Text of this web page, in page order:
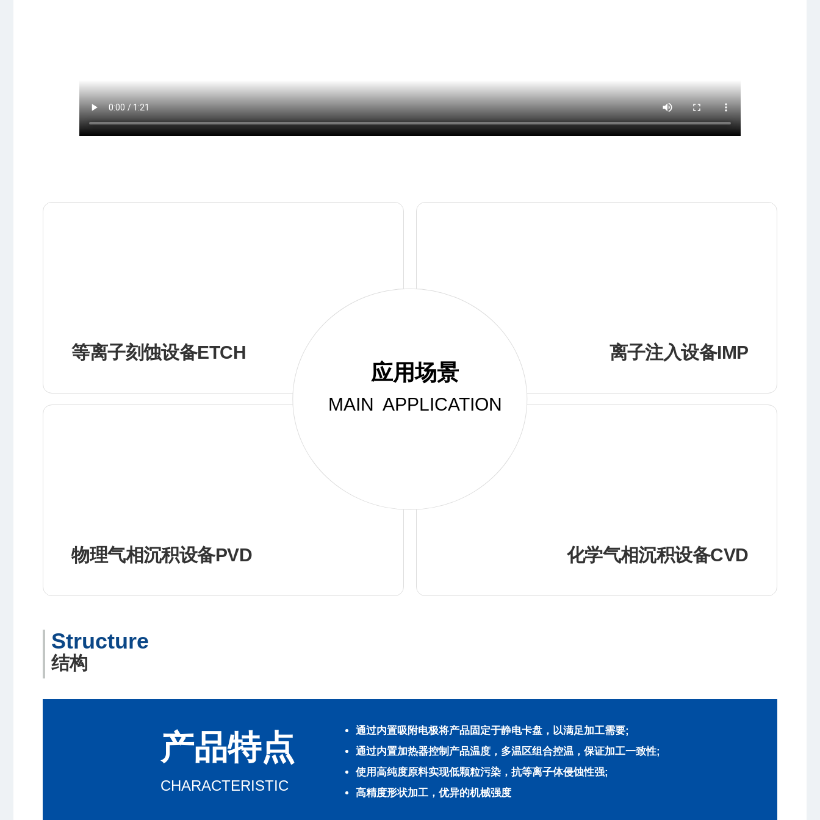
应用场景
MAIN APPLICATION
等离子刻蚀设备ETCH 离子注入设备IMP
物理气相沉积设备PVD 化学气相沉积设备CVD
Structure
结构
产品特点
CHARACTERISTIC
通过内置吸附电极将产品固定于静电卡盘，以满足加工需要;
通过内置加热器控制产品温度，多温区组合控温，保证加工一致性;
使用高纯度原料实现低颗粒污染，抗等离子体侵蚀性强;
高精度形状加工，优异的机械强度